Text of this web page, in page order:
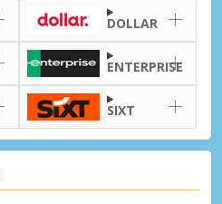
DOLLAR
ENTERPRISE
SIXT